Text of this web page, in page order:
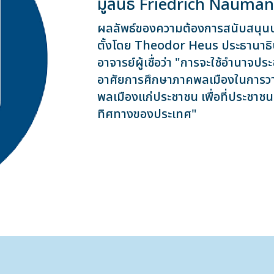
ผลลัพธ์ของความต้องการสนับสนุน
ตั้งโดย Theodor Heus ประธาน
อาจารย์ผู้เชื่อว่า "การจะใช้อำนาจ
อาศัยการศึกษาภาคพลเมืองในการ
พลเมืองแก่ประชาชน เพื่อที่ประชาช
ทิศทางของประเทศ"